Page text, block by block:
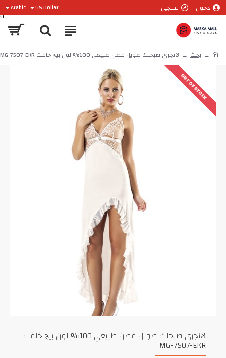
دخول تسجيل US Dollar
Arabic
0
بحث لانجري صبحلك طويل قطن طبيعي 100% لون بيج خافت MG-7507-EKR
OUT OF STOCK
لانجري صبحلك طويل قطن طبيعي 100% لون بيج خافت
MG-7507-EKR